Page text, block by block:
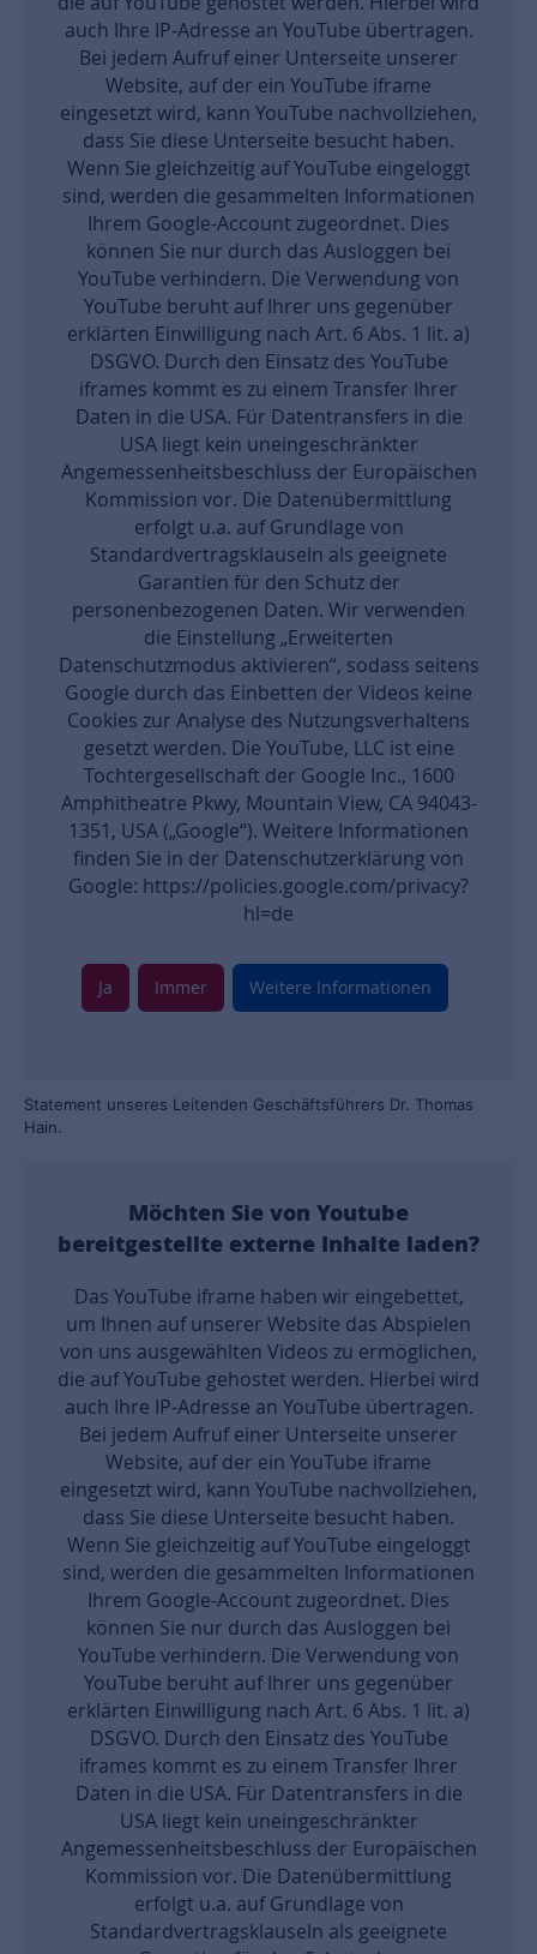
auch Ihre IP-Adresse an YouTube übertragen.
Bei jedem Aufruf einer Unterseite unserer
Website, auf der ein YouTube iframe
eingesetzt wird, kann YouTube nachvollziehen,
dass Sie diese Unterseite besucht haben.
Wenn Sie gleichzeitig auf YouTube eingeloggt
sind, werden die gesammelten Informationen
Ihrem Google-Account zugeordnet. Dies
können Sie nur durch das Ausloggen bei
YouTube verhindern. Die Verwendung von
YouTube beruht auf Ihrer uns gegenüber
erklärten Einwilligung nach Art. 6 Abs. 1 lit. a)
DSGVO. Durch den Einsatz des YouTube
iframes kommt es zu einem Transfer Ihrer
Daten in die USA. Für Datentransfers in die
USA liegt kein uneingeschränkter
Angemessenheitsbeschluss der Europäischen
Kommission vor. Die Datenübermittlung
erfolgt u.a. auf Grundlage von
Standardvertragsklauseln als geeignete
Garantien für den Schutz der
personenbezogenen Daten. Wir verwenden
die Einstellung „Erweiterten
Datenschutzmodus aktivieren“, sodass seitens
Google durch das Einbetten der Videos keine
Cookies zur Analyse des Nutzungsverhaltens
gesetzt werden. Die YouTube, LLC ist eine
Tochtergesellschaft der Google Inc., 1600
Amphitheatre Pkwy, Mountain View, CA 94043-
1351, USA („Google“). Weitere Informationen
finden Sie in der Datenschutzerklärung von
Google: https://policies.google.com/privacy?
hl=de
Ja Immer Weitere Informationen
Statement unseres Leitenden Geschäftsführers Dr. Thomas
Hain.
Möchten Sie von Youtube
bereitgestellte externe Inhalte laden?
Das YouTube iframe haben wir eingebettet,
um Ihnen auf unserer Website das Abspielen
von uns ausgewählten Videos zu ermöglichen,
die auf YouTube gehostet werden. Hierbei wird
auch Ihre IP-Adresse an YouTube übertragen.
Bei jedem Aufruf einer Unterseite unserer
Website, auf der ein YouTube iframe
eingesetzt wird, kann YouTube nachvollziehen,
dass Sie diese Unterseite besucht haben.
Wenn Sie gleichzeitig auf YouTube eingeloggt
sind, werden die gesammelten Informationen
Ihrem Google-Account zugeordnet. Dies
können Sie nur durch das Ausloggen bei
YouTube verhindern. Die Verwendung von
YouTube beruht auf Ihrer uns gegenüber
erklärten Einwilligung nach Art. 6 Abs. 1 lit. a)
DSGVO. Durch den Einsatz des YouTube
iframes kommt es zu einem Transfer Ihrer
Daten in die USA. Für Datentransfers in die
USA liegt kein uneingeschränkter
Angemessenheitsbeschluss der Europäischen
Kommission vor. Die Datenübermittlung
erfolgt u.a. auf Grundlage von
Standardvertragsklauseln als geeignete